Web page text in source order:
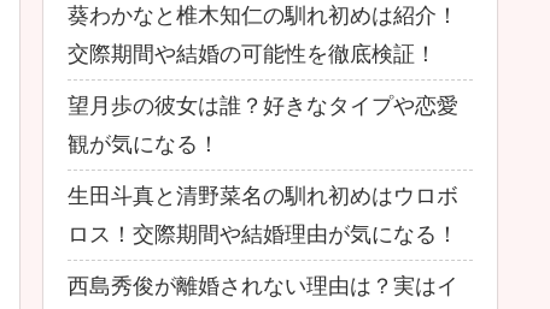
葵わかなと椎木知仁の馴れ初めは紹介！
交際期間や結婚の可能性を徹底検証！
望月歩の彼女は誰？好きなタイプや恋愛
観が気になる！
生田斗真と清野菜名の馴れ初めはウロボ
ロス！交際期間や結婚理由が気になる！
西島秀俊が離婚されない理由は？実はイ